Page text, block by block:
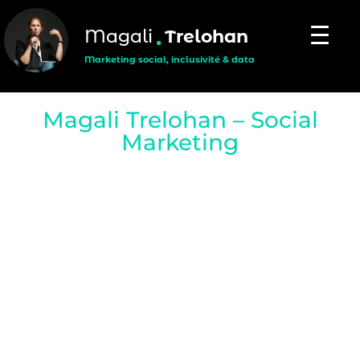
Magali .Trelohan
Marketing social, inclusivité & data
Magali Trelohan – Social
Marketing